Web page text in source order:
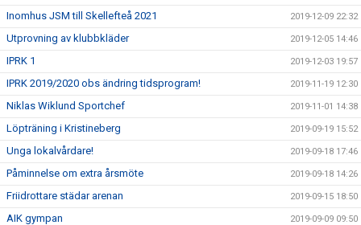
Inomhus JSM till Skellefteå 2021 2019-12-09 22:32
Utprovning av klubbkläder 2019-12-05 14:46
IPRK 1 2019-12-03 19:57
IPRK 2019/2020 obs ändring tidsprogram! 2019-11-19 12:30
Niklas Wiklund Sportchef 2019-11-01 14:38
Löpträning i Kristineberg 2019-09-19 15:52
Unga lokalvårdare! 2019-09-18 17:46
Påminnelse om extra årsmöte 2019-09-18 14:26
Friidrottare städar arenan 2019-09-15 18:50
AIK gympan 2019-09-09 09:50